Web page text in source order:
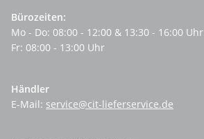
Bürozeiten:
Mo - Do: 08:00 - 12:00 & 13:30 - 16:00 Uhr
Fr: 08:00 - 13:00 Uhr
Händler
E-Mail: service@cit-lieferservice.de